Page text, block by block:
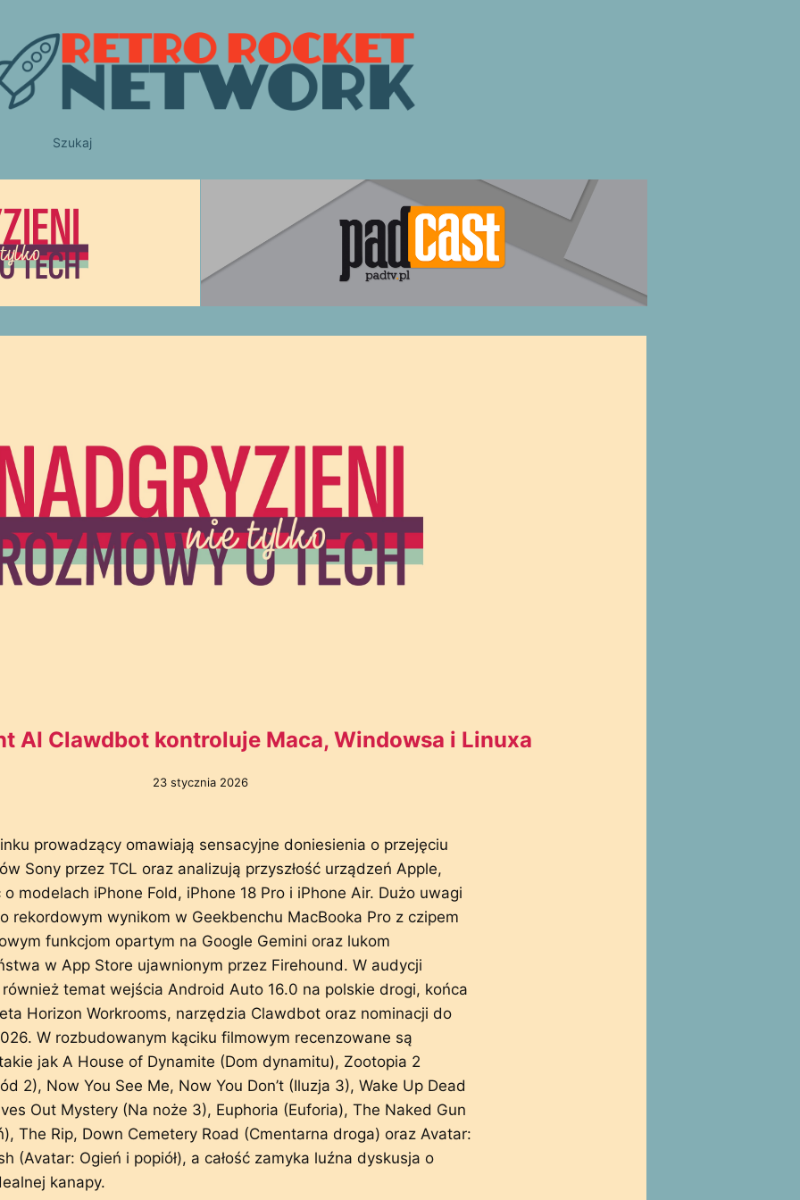
Szukaj
AI Clawdbot kontroluje Maca, Windowsa i Linuxa
23 stycznia 2026
prowadzący omawiają sensacyjne doniesienia o przejęciu
Sony przez TCL oraz analizują przyszłość urządzeń Apple,
modelach iPhone Fold, iPhone 18 Pro i iPhone Air. Dużo uwagi
rekordowym wynikom w Geekbenchu MacBooka Pro z czipem
funkcjom opartym na Google Gemini oraz lukom
w App Store ujawnionym przez Firehound. W audycji
temat wejścia Android Auto 16.0 na polskie drogi, końca
Horizon Workrooms, narzędzia Clawdbot oraz nominacji do
W rozbudowanym kąciku filmowym recenzowane są
jak A House of Dynamite (Dom dynamitu), Zootopia 2
2), Now You See Me, Now You Don’t (Iluzja 3), Wake Up Dead
Out Mystery (Na noże 3), Euphoria (Euforia), The Naked Gun
The Rip, Down Cemetery Road (Cmentarna droga) oraz Avatar:
(Avatar: Ogień i popiół), a całość zamyka luźna dyskusja o
kanapy.